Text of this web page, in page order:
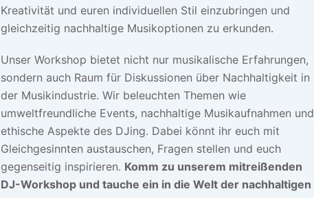
Kreativität und euren individuellen Stil einzubringen und
gleichzeitig nachhaltige Musikoptionen zu erkunden.
Unser Workshop bietet nicht nur musikalische Erfahrungen,
sondern auch Raum für Diskussionen über Nachhaltigkeit in
der Musikindustrie. Wir beleuchten Themen wie
umweltfreundliche Events, nachhaltige Musikaufnahmen und
ethische Aspekte des DJing. Dabei könnt ihr euch mit
Gleichgesinnten austauschen, Fragen stellen und euch
gegenseitig inspirieren. Komm zu unserem mitreißenden
DJ-Workshop und tauche ein in die Welt der nachhaltigen